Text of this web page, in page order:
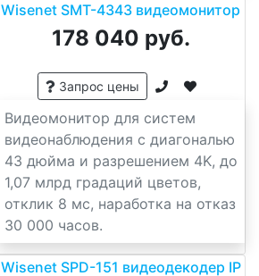
Wisenet SMT-4343 видеомонитор
178 040 руб.
Запрос цены
Видеомонитор для систем
видеонаблюдения с диагональю
43 дюйма и разрешением 4K, до
1,07 млрд градаций цветов,
отклик 8 мс, наработка на отказ
30 000 часов.
Wisenet SPD-151 видеодекодер IP